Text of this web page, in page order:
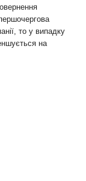
то у випадку
на